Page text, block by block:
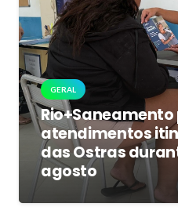
GERAL
atendimentos
das Ostras
agosto